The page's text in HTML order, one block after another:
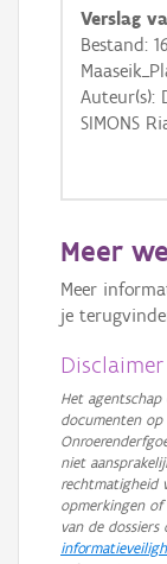
Verslag
Bestand:
Auteur(s):
SIMONS
Meer
Meer
je
Disclaimer
Het
documenten op
niet
rechtmatigheid
opmerkingen
van de